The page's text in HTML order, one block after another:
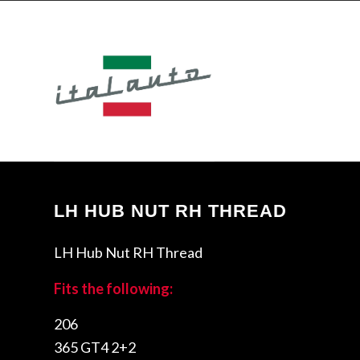
LH HUB NUT RH THREAD
LH Hub Nut RH Thread
Fits the following:
206
365 GT4 2+2